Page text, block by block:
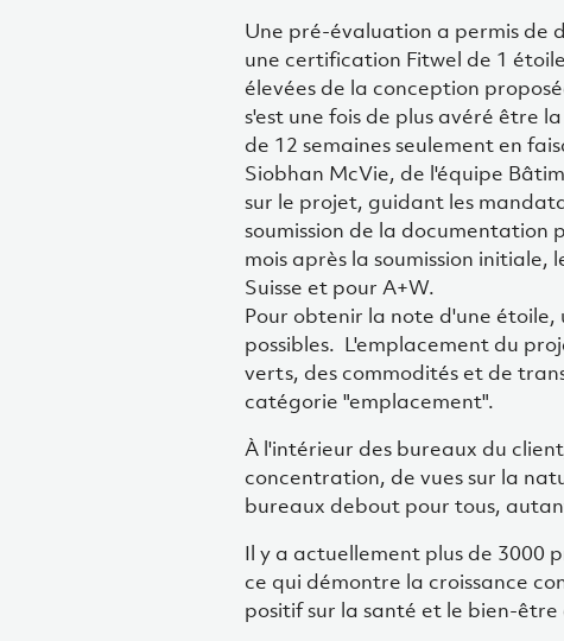
Une pré-évaluation a permis de
une certification Fitwel de 1
élevées de la conception
s'est une fois de plus avéré être
de 12 semaines seulement en
Siobhan McVie, de l'équipe
sur le projet, guidant les
soumission de la documentation
mois après la soumission
Suisse et pour A+W.
Pour obtenir la note d'une
possibles. L'emplacement du
verts, des commodités et de
catégorie "emplacement".
À l'intérieur des bureaux du
concentration, de vues sur la
bureaux debout pour tous,
Il y a actuellement plus de 3000
ce qui démontre la croissance
positif sur la santé et le bien-être